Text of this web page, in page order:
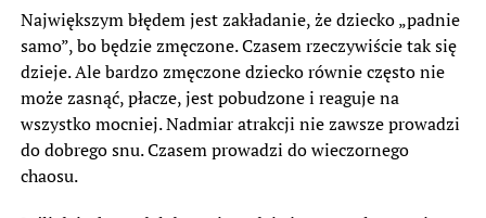
Największym błędem jest zakładanie, że dziecko „padnie
samo”, bo będzie zmęczone. Czasem rzeczywiście tak się
dzieje. Ale bardzo zmęczone dziecko równie często nie
może zasnąć, płacze, jest pobudzone i reaguje na
wszystko mocniej. Nadmiar atrakcji nie zawsze prowadzi
do dobrego snu. Czasem prowadzi do wieczornego
chaosu.